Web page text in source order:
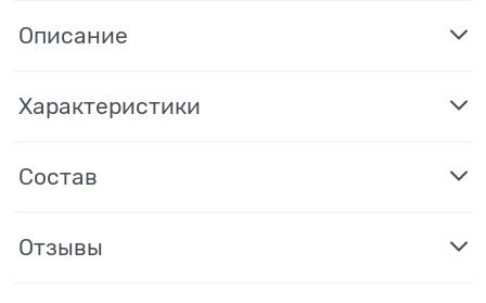
Описание
Характеристики
Состав
Отзывы